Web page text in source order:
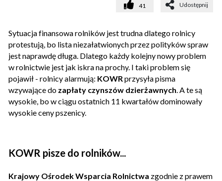
41 Udostępnij
Sytuacja finansowa rolników jest trudna dlatego rolnicy
protestują, bo lista niezałatwionych przez polityków spraw
jest naprawdę długa. Dlatego każdy kolejny nowy problem
w rolnictwie jest jak iskra na prochy. I taki problem się
pojawił - rolnicy alarmują: KOWR przysyła pisma
wzywające do zapłaty czynszów dzierżawnych . A te są
wysokie, bo w ciągu ostatnich 11 kwartałów dominowały
wysokie ceny pszenicy.
KOWR pisze do rolników...
Krajowy Ośrodek Wsparcia Rolnictwa zgodnie z prawem